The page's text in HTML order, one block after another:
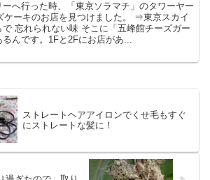
へ行った時、「東京ソラマチ」のタワーヤー
ケーキのお店を見つけました。 ⇒東京スカイ
忘れられない味 そこに「五峰館チーズガー
んです。1Fと2Fにお店があ...
ストレートヘアアイロンでくせ毛もすぐ
にストレートな髪に！